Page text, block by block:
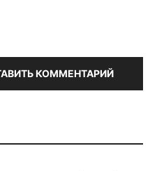
КОММЕНТАРИЙ